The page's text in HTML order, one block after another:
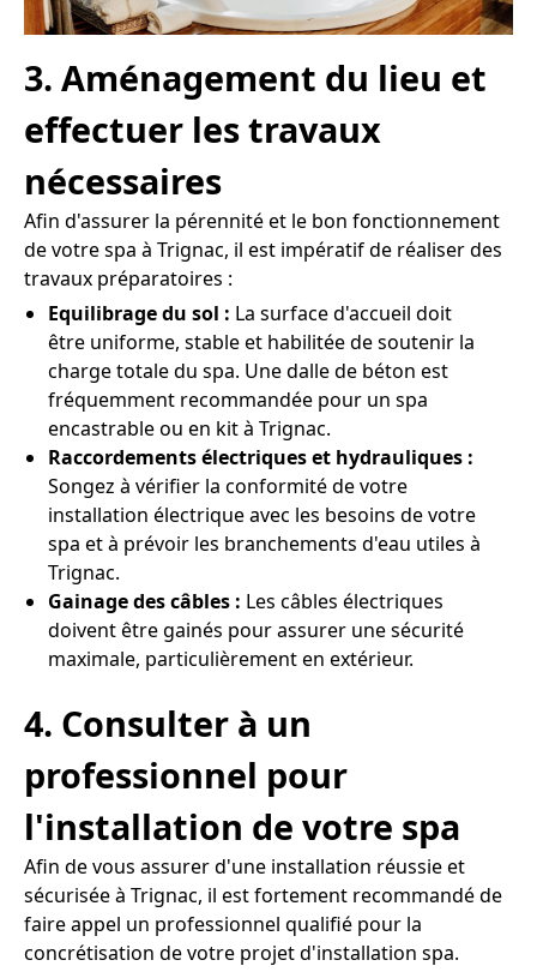
3. Aménagement du lieu et
effectuer les travaux
nécessaires
Afin d'assurer la pérennité et le bon fonctionnement
de votre spa à Trignac, il est impératif de réaliser des
travaux préparatoires :
Equilibrage du sol : La surface d'accueil doit
être uniforme, stable et habilitée de soutenir la
charge totale du spa. Une dalle de béton est
fréquemment recommandée pour un spa
encastrable ou en kit à Trignac.
Raccordements électriques et hydrauliques :
Songez à vérifier la conformité de votre
installation électrique avec les besoins de votre
spa et à prévoir les branchements d'eau utiles à
Trignac.
Gainage des câbles : Les câbles électriques
doivent être gainés pour assurer une sécurité
maximale, particulièrement en extérieur.
4. Consulter à un
professionnel pour
l'installation de votre spa
Afin de vous assurer d'une installation réussie et
sécurisée à Trignac, il est fortement recommandé de
faire appel un professionnel qualifié pour la
concrétisation de votre projet d'installation spa.